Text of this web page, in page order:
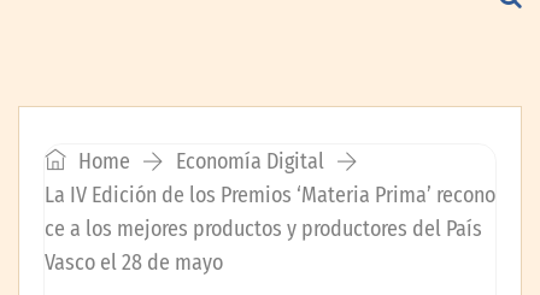
Home
Economía Digital
La IV Edición de los Premios ‘Materia Prima’ recono
ce a los mejores productos y productores del País
Vasco el 28 de mayo